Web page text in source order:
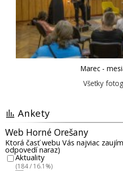
Marec -
Všetky
Ankety
Web Horné Orešany
Ktorá časť webu Vás najviac
odpovedí naraz)
Aktuality
(184 / 16.1%)